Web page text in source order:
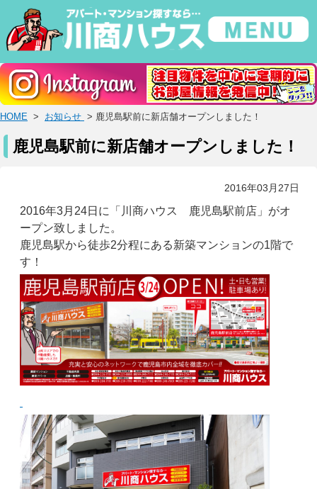
HOME > お知らせ > 鹿児島駅前に新店舗オープンしました！
鹿児島駅前に新店舗オープンしました！
2016年03月27日
2016年3月24日に「川商ハウス 鹿児島駅前店」がオ
ープン致しました。
鹿児島駅から徒歩2分程にある新築マンションの1階で
す！